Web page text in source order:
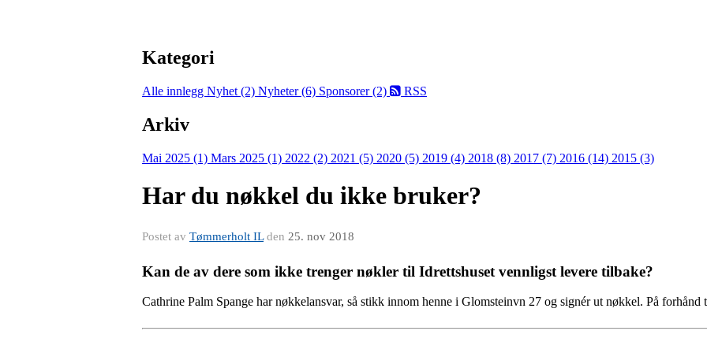
Kategori
Alle innlegg Nyhet (2) Nyheter (6) Sponsorer (2) RSS
Arkiv
Mai 2025 (1) Mars 2025 (1) 2022 (2) 2021 (5) 2020 (5) 2019 (4) 2018 (8) 2017 (7) 2016 (14) 2015 (3)
Har du nøkkel du ikke bruker?
Postet av Tømmerholt ILden 25. nov 2018
Kan de av dere som ikke trenger nøkler til Idrettshuset vennligst levere tilbake?
Cathrine Palm Spange har nøkkelansvar, så stikk innom henne i Glomsteinvn 27 og signér ut nøkkel. På forhånd